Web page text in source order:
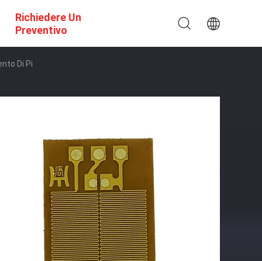
Richiedere Un
Preventivo
Di Pi